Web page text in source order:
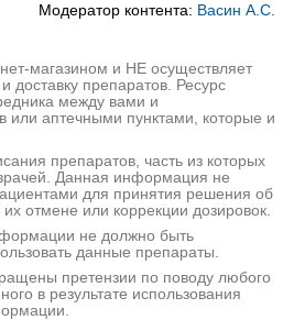
Модератор контента: Васин А.С.
магазином и НЕ осуществляет
доставку препаратов. Ресурс
между вами и
или аптечными пунктами, которые и
препаратов, часть из которых
Данная информация не
для принятия решения об
отмене или коррекции дозировок.
не должно быть
данные препараты.
претензии по поводу любого
в результате использования